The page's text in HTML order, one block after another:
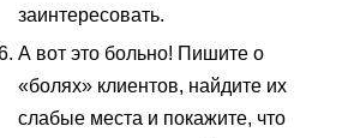
заинтересовать.
А вот это больно! Пишите о
«болях» клиентов, найдите их
слабые места и покажите, что